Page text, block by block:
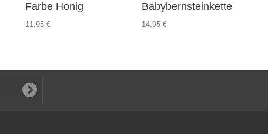
Farbe Honig
11,95 €
Babybernsteinkette
14,95 €